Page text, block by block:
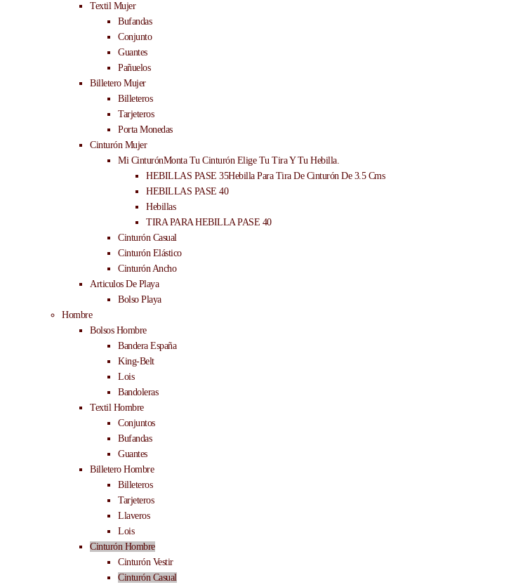
Textil Mujer
Bufandas
Conjunto
Guantes
Pañuelos
Billetero Mujer
Billeteros
Tarjeteros
Porta Monedas
Cinturón Mujer
Mi CinturónMonta Tu Cinturón Elige Tu Tira Y Tu Hebilla.
HEBILLAS PASE 35Hebilla Para Tira De Cinturón De 3.5 Cms
HEBILLAS PASE 40
Hebillas
TIRA PARA HEBILLA PASE 40
Cinturón Casual
Cinturón Elástico
Cinturón Ancho
Articulos De Playa
Bolso Playa
Hombre
Bolsos Hombre
Bandera España
King-Belt
Lois
Bandoleras
Textil Hombre
Conjuntos
Bufandas
Guantes
Billetero Hombre
Billeteros
Tarjeteros
Llaveros
Lois
Cinturón Hombre
Cinturón Vestir
Cinturón Casual